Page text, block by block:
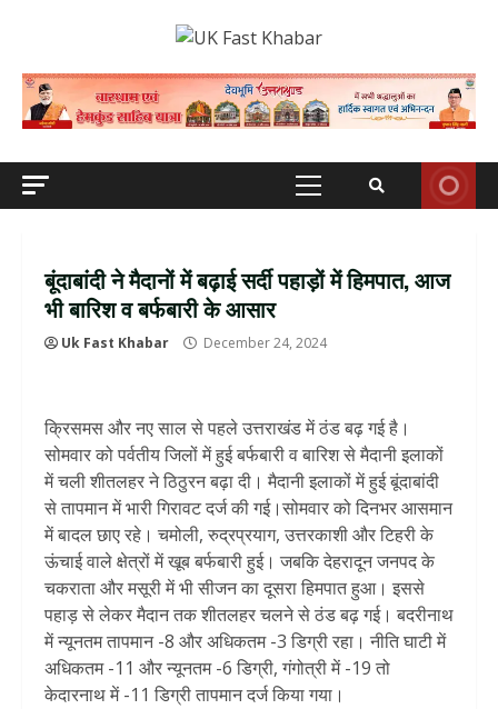
Primary
बूंदाबांदी ने मैदानों में बढ़ाई सर्दी पहाड़ों में हिमपात, आज
भी बारिश व बर्फबारी के आसार
Uk Fast Khabar December 24, 2024
क्रिसमस और नए साल से पहले उत्तराखंड में ठंड बढ़ गई है।
सोमवार को पर्वतीय जिलों में हुई बर्फबारी व बारिश से मैदानी इलाकों
में चली शीतलहर ने ठिठुरन बढ़ा दी। मैदानी इलाकों में हुई बूंदाबांदी
से तापमान में भारी गिरावट दर्ज की गई।सोमवार को दिनभर आसमान
में बादल छाए रहे। चमोली, रुद्रप्रयाग, उत्तरकाशी और टिहरी के
ऊंचाई वाले क्षेत्रों में खूब बर्फबारी हुई। जबकि देहरादून जनपद के
चकराता और मसूरी में भी सीजन का दूसरा हिमपात हुआ। इससे
पहाड़ से लेकर मैदान तक शीतलहर चलने से ठंड बढ़ गई। बदरीनाथ
में न्यूनतम तापमान -8 और अधिकतम -3 डिग्री रहा। नीति घाटी में
अधिकतम -11 और न्यूनतम -6 डिग्री, गंगोत्री में -19 तो
केदारनाथ में -11 डिग्री तापमान दर्ज किया गया।